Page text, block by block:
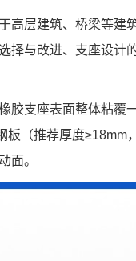
高层建筑、桥梁等建
择与改进、支座设计
胶支座表面整体粘覆
板（推荐厚度≥18mm
面。